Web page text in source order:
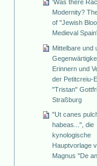
'Was there
Modernity?
of "Jewish
Medieval Spain'
Mittelbare und
Erinnern und
der Petitcreiu-
"Tristan"
Straßburg
"Ut canes
habeas...", die
kynologische
Hauptvorlage
Magnus "De